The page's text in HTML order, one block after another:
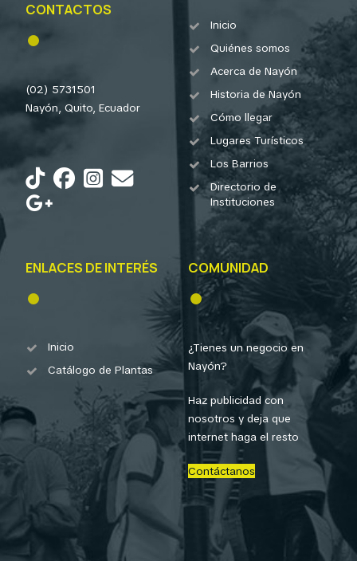
CONTACTOS
(02) 5731501
Nayón, Quito, Ecuador
Inicio
Quiénes somos
Acerca de Nayón
Historia de Nayón
Cómo llegar
Lugares Turísticos
Los Barrios
Directorio de
Instituciones
ENLACES DE INTERÉS
Inicio
Catálogo de Plantas
COMUNIDAD
¿Tienes un negocio en
Nayón?
Haz publicidad con
nosotros y deja que
internet haga el resto
Contáctanos